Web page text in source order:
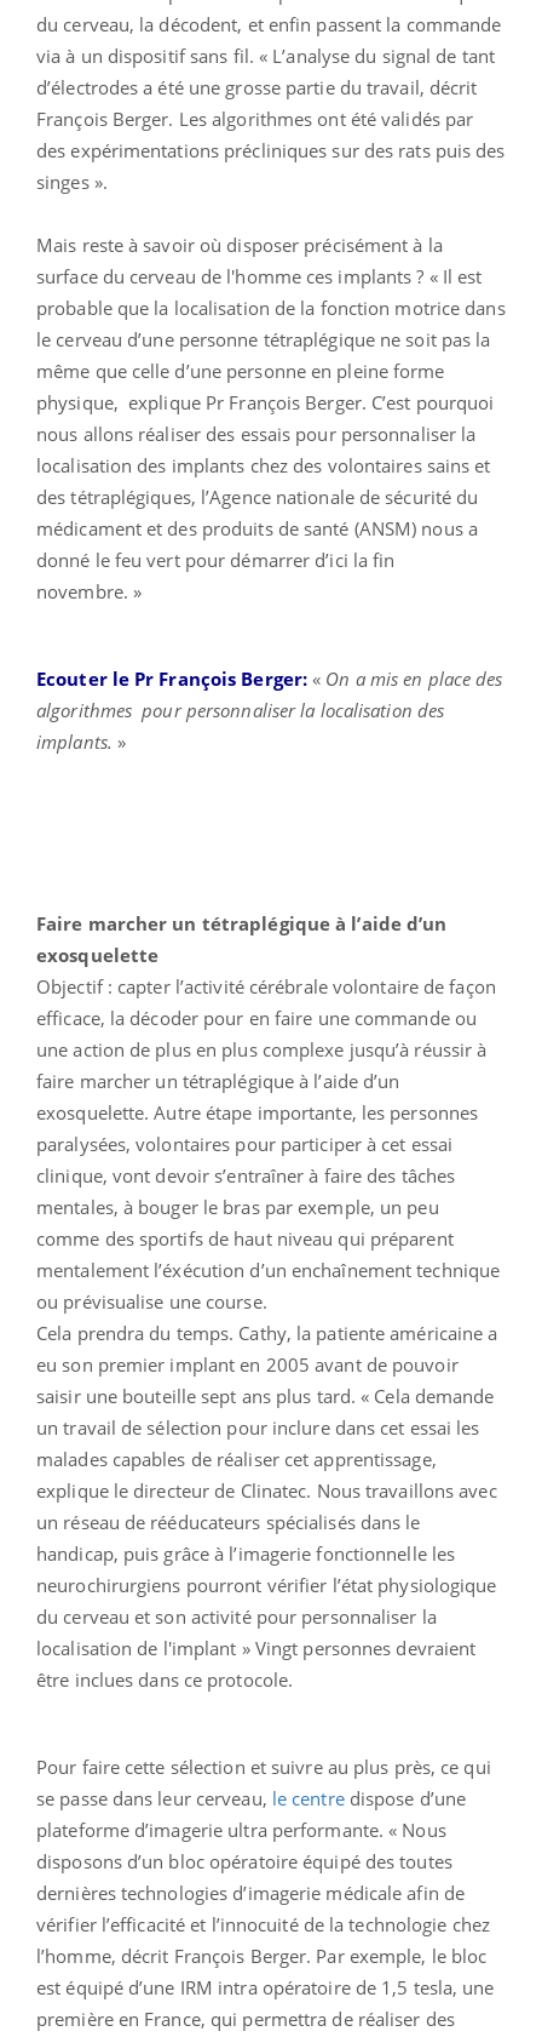
du cerveau, la décodent, et enfin passent la commande
via à un dispositif sans fil. « L’analyse du signal de tant
d’électrodes a été une grosse partie du travail, décrit
François Berger. Les algorithmes ont été validés par
des expérimentations précliniques sur des rats puis des
singes ».
Mais reste à savoir où disposer précisément à la
surface du cerveau de l'homme ces implants ? « Il est
probable que la localisation de la fonction motrice dans
le cerveau d’une personne tétraplégique ne soit pas la
même que celle d’une personne en pleine forme
physique, explique Pr François Berger. C’est pourquoi
nous allons réaliser des essais pour personnaliser la
localisation des implants chez des volontaires sains et
des tétraplégiques, l’Agence nationale de sécurité du
médicament et des produits de santé (ANSM) nous a
donné le feu vert pour démarrer d’ici la fin
novembre. »
Ecouter le Pr François Berger: « On a mis en place des
algorithmes pour personnaliser la localisation des
implants. »
Faire marcher un tétraplégique à l’aide d’un
exosquelette
Objectif : capter l’activité cérébrale volontaire de façon
efficace, la décoder pour en faire une commande ou
une action de plus en plus complexe jusqu’à réussir à
faire marcher un tétraplégique à l’aide d’un
exosquelette. Autre étape importante, les personnes
paralysées, volontaires pour participer à cet essai
clinique, vont devoir s’entraîner à faire des tâches
mentales, à bouger le bras par exemple, un peu
comme des sportifs de haut niveau qui préparent
mentalement l’éxécution d’un enchaînement technique
ou prévisualise une course.
Cela prendra du temps. Cathy, la patiente américaine a
eu son premier implant en 2005 avant de pouvoir
saisir une bouteille sept ans plus tard. « Cela demande
un travail de sélection pour inclure dans cet essai les
malades capables de réaliser cet apprentissage,
explique le directeur de Clinatec. Nous travaillons avec
un réseau de rééducateurs spécialisés dans le
handicap, puis grâce à l’imagerie fonctionnelle les
neurochirurgiens pourront vérifier l’état physiologique
du cerveau et son activité pour personnaliser la
localisation de l'implant » Vingt personnes devraient
être inclues dans ce protocole.
Pour faire cette sélection et suivre au plus près, ce qui
se passe dans leur cerveau, le centredispose d’une
plateforme d’imagerie ultra performante. « Nous
disposons d’un bloc opératoire équipé des toutes
dernières technologies d’imagerie médicale afin de
vérifier l’efficacité et l’innocuité de la technologie chez
l’homme, décrit François Berger. Par exemple, le bloc
est équipé d’une IRM intra opératoire de 1,5 tesla, une
première en France, qui permettra de réaliser des